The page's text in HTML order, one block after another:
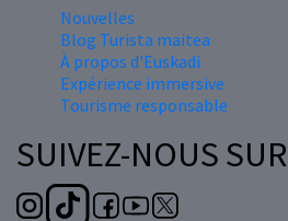
Nouvelles
Blog Turista maitea
À propos d'Euskadi
Expérience immersive
Tourisme responsable
SUIVEZ-NOUS SUR